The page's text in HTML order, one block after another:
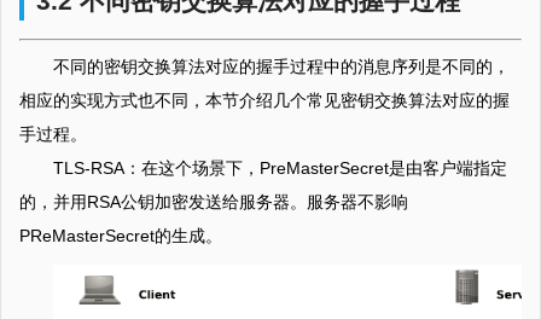
不同的密钥交换算法对应的握手过程中的消息序列是不同的，
相应的实现方式也不同，本节介绍几个常见密钥交换算法对应的握
手过程。
TLS-RSA：在这个场景下，PreMasterSecret是由客户端指定
的，并用RSA公钥加密发送给服务器。服务器不影响
PReMasterSecret的生成。